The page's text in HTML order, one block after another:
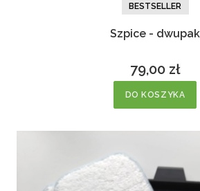
BESTSELLER
Szpice - dwupak
Cena
79,00 zł
DO KOSZYKA